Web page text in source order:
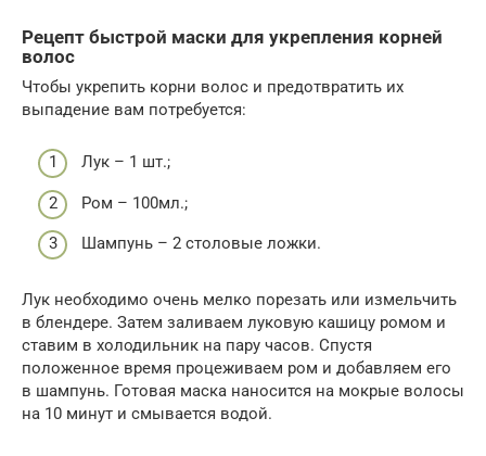
Рецепт быстрой маски для укрепления корней
волос
Чтобы укрепить корни волос и предотвратить их
выпадение вам потребуется:
Лук – 1 шт.;
Ром – 100мл.;
Шампунь – 2 столовые ложки.
Лук необходимо очень мелко порезать или измельчить
в блендере. Затем заливаем луковую кашицу ромом и
ставим в холодильник на пару часов. Спустя
положенное время процеживаем ром и добавляем его
в шампунь. Готовая маска наносится на мокрые волосы
на 10 минут и смывается водой.